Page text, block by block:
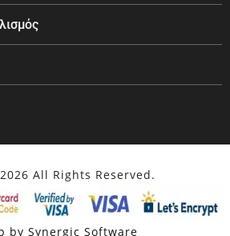
All Rights Reserved.
by Synergic Software